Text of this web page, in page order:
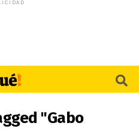
"Gabo